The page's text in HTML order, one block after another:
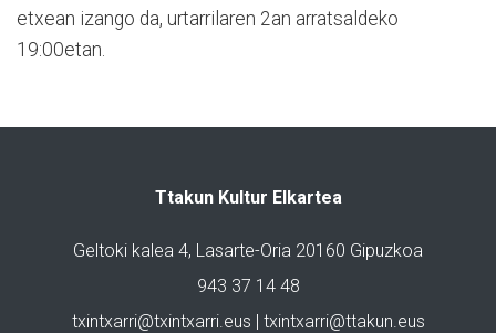
etxean izango da, urtarrilaren 2an arratsaldeko
19:00etan.
Ttakun Kultur Elkartea
Geltoki kalea 4, Lasarte-Oria 20160 Gipuzkoa
943 37 14 48
txintxarri@txintxarri.eus | txintxarri@ttakun.eus